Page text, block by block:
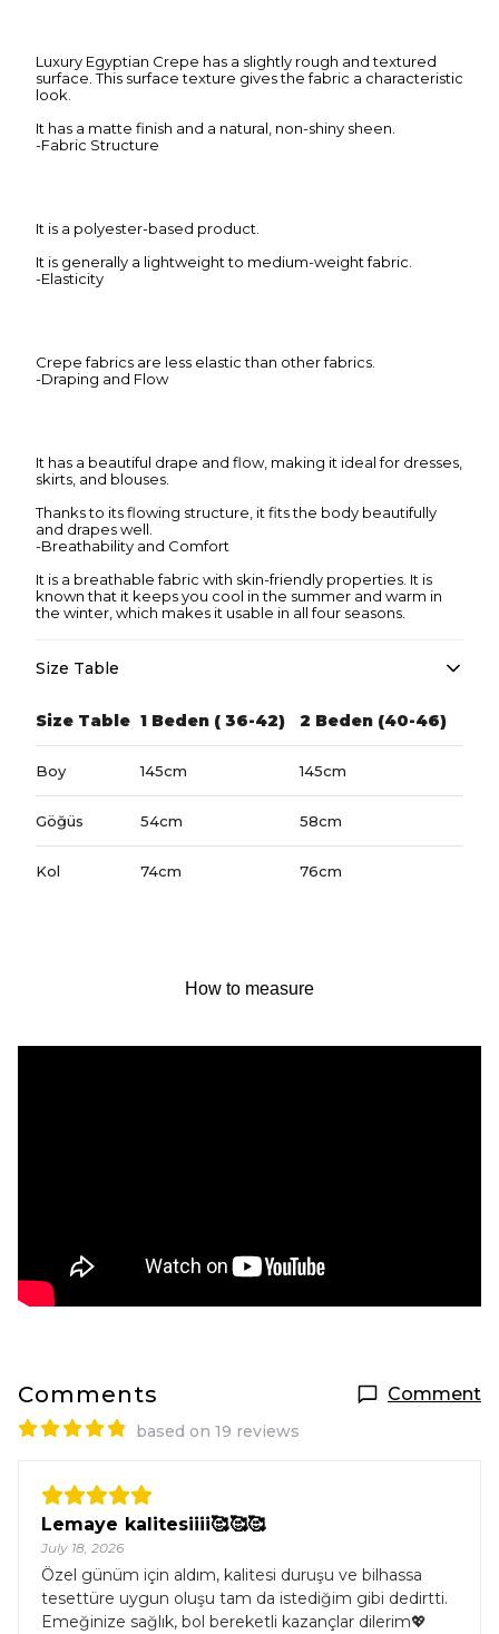
Luxury Egyptian Crepe has a slightly rough and textured
surface. This surface texture gives the fabric a characteristic
look.
It has a matte finish and a natural, non-shiny sheen.
-Fabric Structure
It is a polyester-based product.
It is generally a lightweight to medium-weight fabric.
-Elasticity
Crepe fabrics are less elastic than other fabrics.
-Draping and Flow
It has a beautiful drape and flow, making it ideal for dresses,
skirts, and blouses.
Thanks to its flowing structure, it fits the body beautifully
and drapes well.
-Breathability and Comfort
It is a breathable fabric with skin-friendly properties. It is
known that it keeps you cool in the summer and warm in
the winter, which makes it usable in all four seasons.
Size Table
Size Table 1 Beden ( 36-42) 2 Beden (40-46)
Boy 145cm 145cm
Göğüs 54cm 58cm
Kol 74cm 76cm
How to measure
Comments Comment
based on 19 reviews
Lemaye kalitesiiii🥰🥰🥰
July 18, 2026
Özel günüm için aldım, kalitesi duruşu ve bilhassa
tesettüre uygun oluşu tam da istediğim gibi dedirtti.
Emeğinize sağlık, bol bereketli kazançlar dilerim💖